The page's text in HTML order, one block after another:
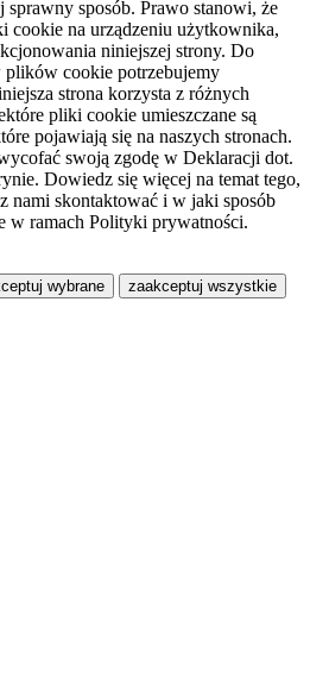
sprawny sposób. Prawo stanowi, że
cookie na urządzeniu użytkownika,
niniejszej strony. Do
cookie potrzebujemy
strona korzysta z różnych
pliki cookie umieszczane są
pojawiają się na naszych stronach.
swoją zgodę w Deklaracji dot.
Dowiedz się więcej na temat tego,
nami skontaktować i w jaki sposób
w ramach Polityki prywatności.
wybrane zaakceptuj wszystkie